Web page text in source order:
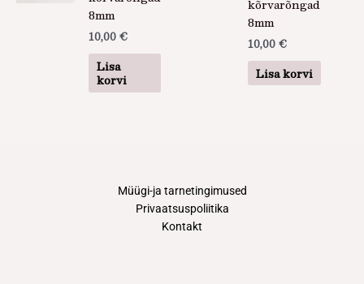
8mm
10,00 €
Lisa
korvi
kõrvarõngad
8mm
10,00 €
Lisa korvi
Müügi-ja tarnetingimused
Privaatsuspoliitika
Kontakt